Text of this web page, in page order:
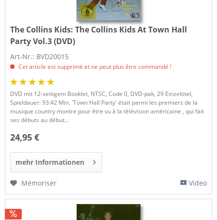
The Collins Kids: The Collins Kids At Town Hall
Party Vol.3 (DVD)
Art-Nr.: BVD20015
Cet article est supprimé et ne peut plus être commandé !
DVD mit 12-seitigem Booklet, NTSC, Code 0, DVD-pak, 29 Einzeltitel,
Spieldauer: 93:42 Min. 'Town Hall Party' était parmi les premiers de la
musique country montre pour être vu à la télévision américaine , qui fait
ses débuts au début...
24,95 €
mehr Informationen
Mémoriser Video